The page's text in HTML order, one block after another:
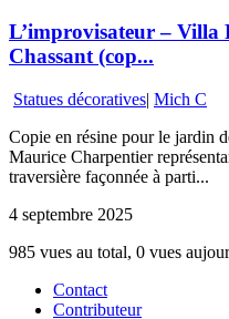
L’improvisateur – Villa
Chassant (cop...
Statues décoratives| Mich C
Copie en résine pour le jardin
Maurice Charpentier
traversière façonnée à parti...
4 septembre 2025
985 vues au total, 0 vues
Contact
Contributeur